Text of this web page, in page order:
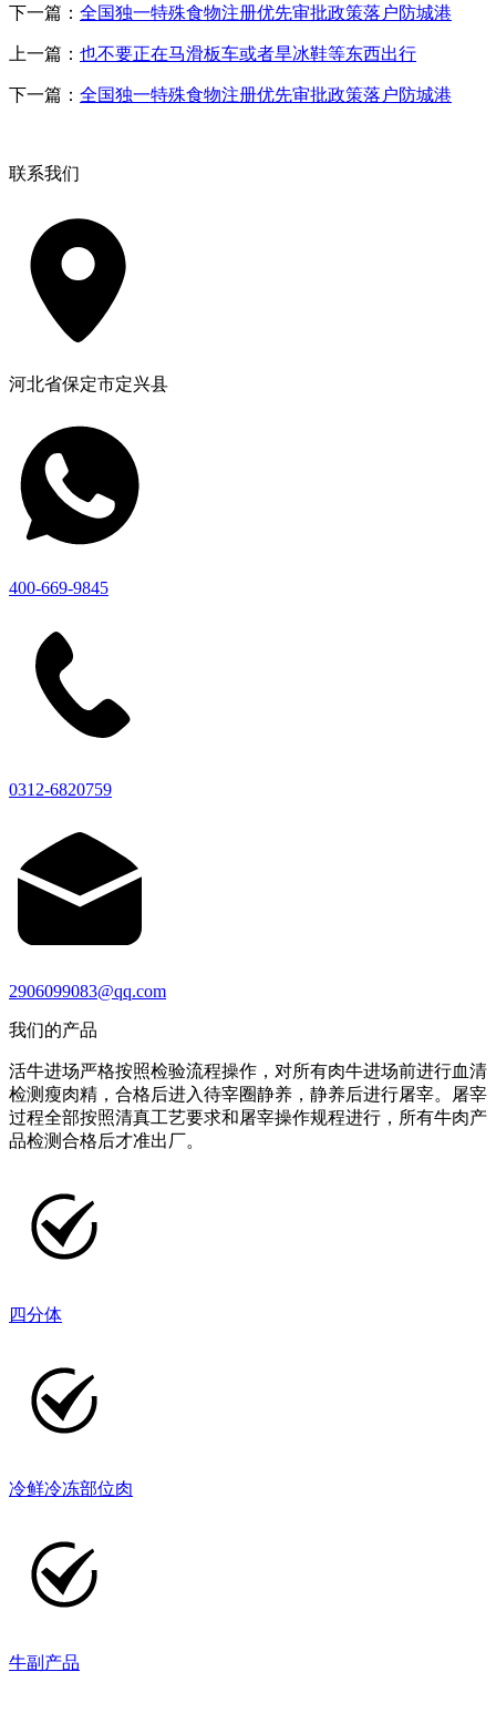
下一篇： 全国独一特殊食物注册优先审批政策落户防城港
上一篇： 也不要正在马滑板车或者旱冰鞋等东西出行
下一篇： 全国独一特殊食物注册优先审批政策落户防城港
联系我们
河北省保定市定兴县
400-669-9845
0312-6820759
2906099083@qq.com
我们的产品
活牛进场严格按照检验流程操作，对所有肉牛进场前进行血清
检测瘦肉精，合格后进入待宰圈静养，静养后进行屠宰。屠宰
过程全部按照清真工艺要求和屠宰操作规程进行，所有牛肉产
品检测合格后才准出厂。
四分体
冷鲜冷冻部位肉
牛副产品